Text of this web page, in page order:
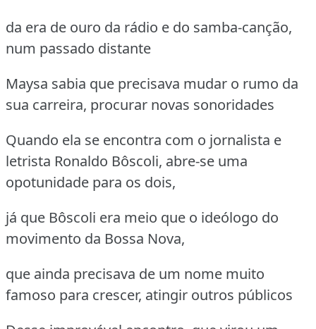
da era de ouro da rádio e do samba-canção,
num passado distante
Maysa sabia que precisava mudar o rumo da
sua carreira, procurar novas sonoridades
Quando ela se encontra com o jornalista e
letrista Ronaldo Bôscoli, abre-se uma
opotunidade para os dois,
já que Bôscoli era meio que o ideólogo do
movimento da Bossa Nova,
que ainda precisava de um nome muito
famoso para crescer, atingir outros públicos